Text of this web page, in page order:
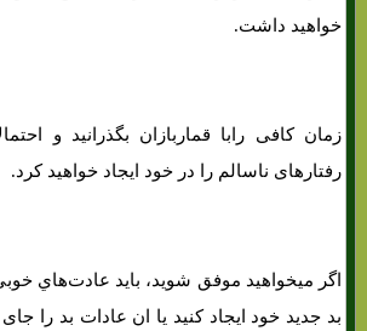
خواهید داشت.
زمان کافی رابا قماربازان بگذرانید و
رفتارهای ناسالم را در خود ایجاد خواهید کرد.
اگر میخواهید موفق شوید، باید عادت‌هاي‌
بد جدید خود ایجاد کنید یا ان عادات بد را